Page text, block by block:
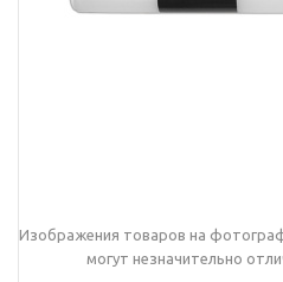
Изображения товаров на
могут незначительно